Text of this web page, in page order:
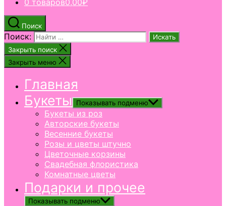
0 товаров0,00₽
Поиск
Поиск:
Закрыть поиск
Закрыть меню
Главная
Букеты
Показывать подменю
Букеты из роз
Авторские букеты
Весенние букеты
Розы и цветы штучно
Цветочные корзины
Свадебная флористика
Комнатные цветы
Подарки и прочее
Показывать подменю